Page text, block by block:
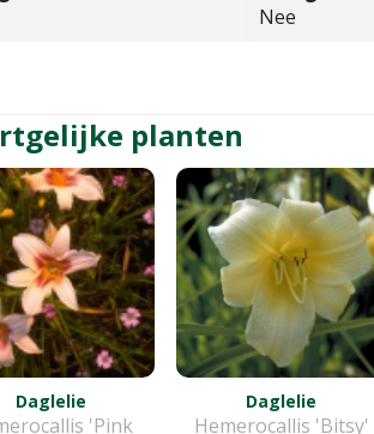
Nee
planten
Daglelie
'Pink
Daglelie
Hemerocallis 'Bitsy'